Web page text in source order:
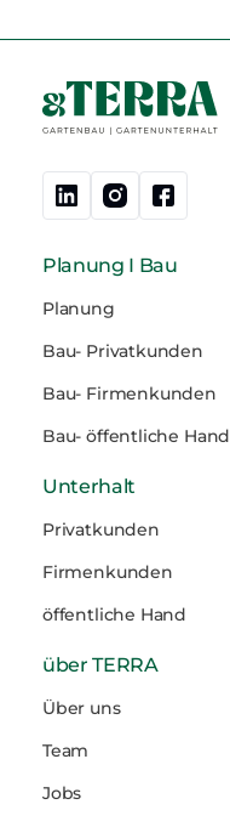
Planung I Bau
Planung
Bau- Privatkunden
Bau- Firmenkunden
Bau- öffentliche Hand
Unterhalt
Privatkunden
Firmenkunden
öffentliche Hand
über TERRA
Über uns
Team
Jobs